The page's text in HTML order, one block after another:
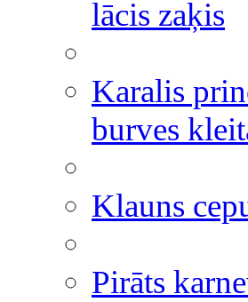
lācis zaķis
Karalis
burves
Klauns
Pirāts